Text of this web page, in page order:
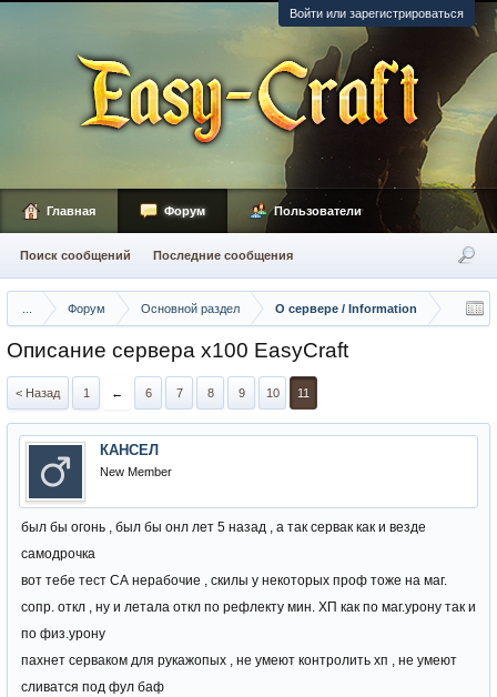
Войти или зарегистрироваться
Форум Основной раздел О сервере / Information
Описание сервера х100 EasyCraft
< Назад 1 ← 6 7 8 9 10 11
КАНСЕЛ
New Member
был бы огонь , был бы онл лет 5 назад , а так сервак как и везде
самодрочка
вот тебе тест СА нерабочие , скилы у некоторых проф тоже на маг.
сопр. откл , ну и летала откл по рефлекту мин. ХП как по маг.урону так и
по физ.урону
пахнет серваком для рукажопых , не умеют контролить хп , не умеют
сливатся под фул баф
Главная Форум
Поиск сообщений Последние сообщения
Пользователи